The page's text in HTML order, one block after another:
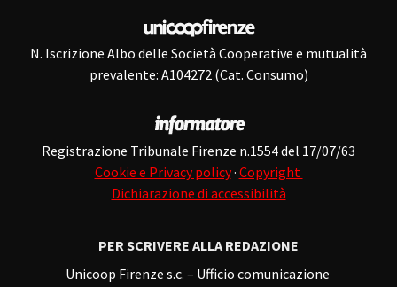
N. Iscrizione Albo delle Società Cooperative e mutualità
prevalente: A104272 (Cat. Consumo)
Registrazione Tribunale Firenze n.1554 del 17/07/63
Cookie e Privacy policy· Copyright
Dichiarazione di accessibilità
PER SCRIVERE ALLA REDAZIONE
Unicoop Firenze s.c. – Ufficio comunicazione